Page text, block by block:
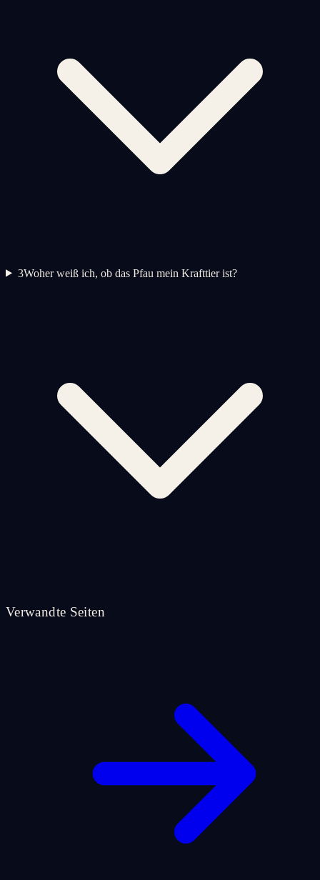
3Woher weiß ich, ob das Pfau mein Krafttier ist?
Verwandte Seiten